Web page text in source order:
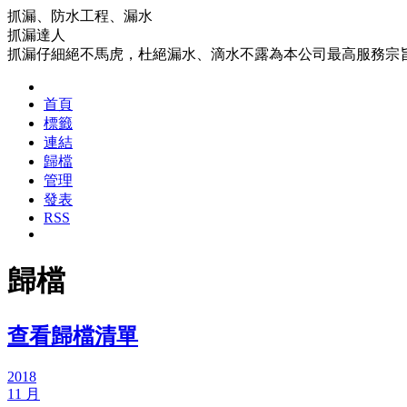
抓漏、防水工程、漏水
抓漏達人
抓漏仔細絕不馬虎，杜絕漏水、滴水不露為本公司最高服務宗
首頁
標籤
連結
歸檔
管理
發表
RSS
歸檔
查看歸檔清單
2018
11 月